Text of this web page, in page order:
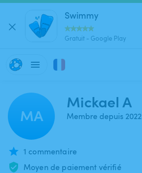
Swimmy
Gratuit - Google Play
MA
Mickael A
Membre depuis 2022
1 commentaire
Moyen de paiement vérifié